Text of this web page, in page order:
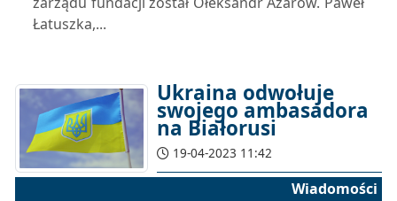
Łatuszka,...
Ukraina odwołuje
swojego ambasadora
na Białorusi
19-04-2023 11:42
Wiadomości